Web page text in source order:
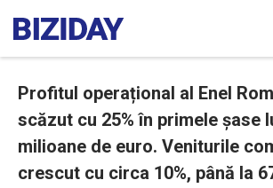
Profitul operațional al Enel
scăzut cu 25% în primele șase
milioane de euro. Veniturile
crescut cu circa 10%, până la